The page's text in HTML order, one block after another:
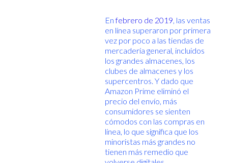
Enfebrero de 2019 , las ventas
en línea superaron por primera
vez por poco a las tiendas de
mercadería general, incluidos
los grandes almacenes, los
clubes de almacenes y los
supercentros. Y dado que
Amazon Prime eliminó el
precio del envío, más
consumidores se sienten
cómodos con las compras en
línea, lo que significa que los
minoristas más grandes no
tienen más remedio que